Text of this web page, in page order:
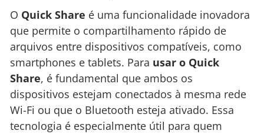
O Quick Share é uma funcionalidade inovadora
que permite o compartilhamento rápido de
arquivos entre dispositivos compatíveis, como
smartphones e tablets. Para usar o Quick
Share, é fundamental que ambos os
dispositivos estejam conectados à mesma rede
Wi-Fi ou que o Bluetooth esteja ativado. Essa
tecnologia é especialmente útil para quem